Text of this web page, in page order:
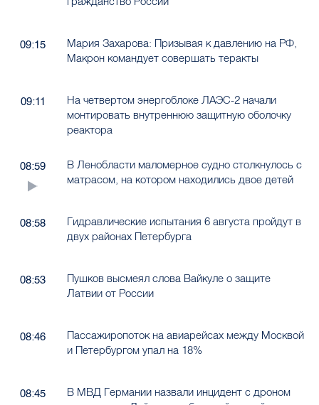
09:15
Мария Захарова: Призывая к давлению на РФ,
Макрон командует совершать теракты
09:11
На четвертом энергоблоке ЛАЭС-2 начали
монтировать внутреннюю защитную оболочку
реактора
08:59
В Ленобласти маломерное судно столкнулось с
матрасом, на котором находились двое детей
08:58
Гидравлические испытания 6 августа пройдут в
двух районах Петербурга
08:53
Пушков высмеял слова Вайкуле о защите
Латвии от России
08:46
Пассажиропоток на авиарейсах между Москвой
и Петербургом упал на 18%
08:45
В МВД Германии назвали инцидент с дроном